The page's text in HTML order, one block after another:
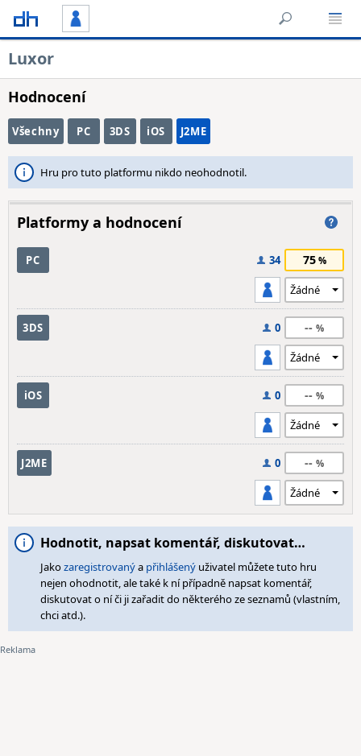
Luxor
Hodnocení
Všechny PC 3DS iOS J2ME
Hru pro tuto platformu nikdo neohodnotil.
Platformy a hodnocení
PC 34 75
3DS 0 --
iOS 0 --
J2ME 0 --
Hodnotit, napsat komentář, diskutovat…
Jakozaregistrovanýa přihlášený uživatel můžete tuto hru
nejen ohodnotit, ale také k ní případně napsat komentář,
diskutovat o ní či ji zařadit do některého ze seznamů (vlastním,
chci atd.).